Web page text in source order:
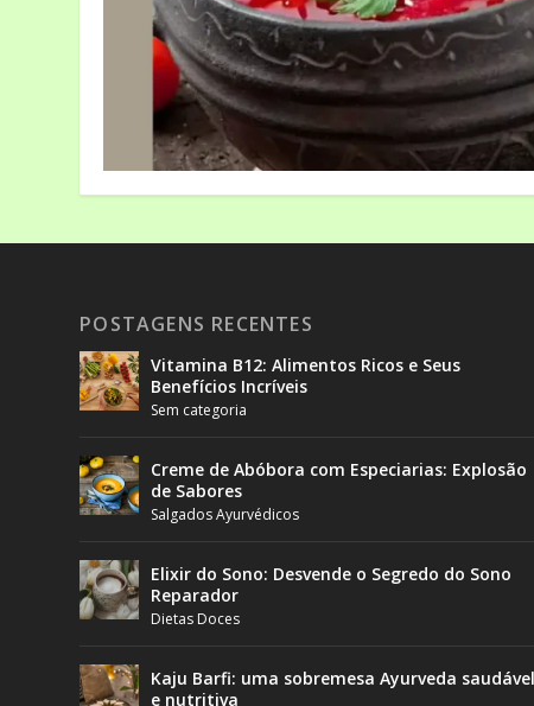
POSTAGENS RECENTES
Vitamina B12: Alimentos Ricos e Seus
Benefícios Incríveis
Sem categoria
Creme de Abóbora com Especiarias: Explosão
de Sabores
Salgados Ayurvédicos
Elixir do Sono: Desvende o Segredo do Sono
Reparador
Dietas Doces
Kaju Barfi: uma sobremesa Ayurveda saudável
e nutritiva